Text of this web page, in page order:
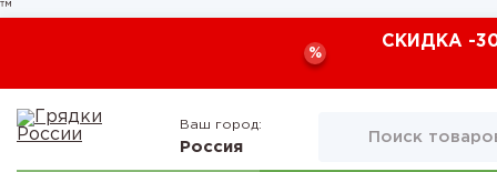
™
%
СКИДКА -
Ваш город:
Россия